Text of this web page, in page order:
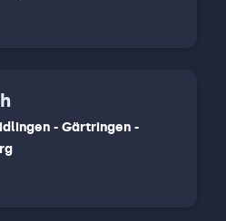
- Gärtringen -